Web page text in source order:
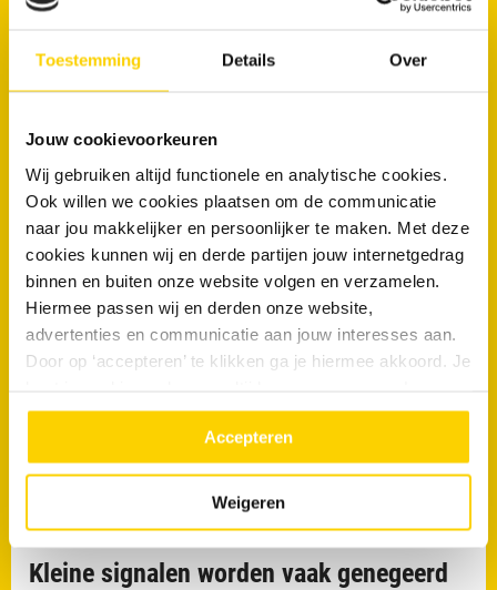
Toestemming Details Over
Jouw cookievoorkeuren
Wij gebruiken altijd functionele en analytische cookies.
Ook willen we cookies plaatsen om de communicatie
naar jou makkelijker en persoonlijker te maken. Met deze
cookies kunnen wij en derde partijen jouw internetgedrag
binnen en buiten onze website volgen en verzamelen.
Hiermee passen wij en derden onze website,
advertenties en communicatie aan jouw interesses aan.
Door op ‘accepteren’ te klikken ga je hiermee akkoord. Je
meer over in onsprivacy beleid.
Accepteren
Weigeren
Daardoor worden toiletten, keukens en afvoeren vaker gebruikt
dan voorheen.
Een rioolsysteem dat jarenlang ontworpen werd voor een ander
gebruikspatroon krijgt daardoor een hogere dagelijkse
belasting.
Stankoverlast zonder verstopping
Niet iedere rioolklacht begint met een verstopping.
In nieuwbouwwoningen wordt ook regelmatig melding gemaakt
van rioollucht.
Dit kan ontstaan door sifons die uitdrogen, onvoldoende
ontluchting of afvoeren die weinig worden gebruikt.
Daardoor kunnen rioolgassen vanuit het afvoersysteem de
Kleine signalen worden vaak genegeerd